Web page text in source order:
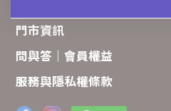
門市資訊
問與答｜會員權益
服務與隱私權條款